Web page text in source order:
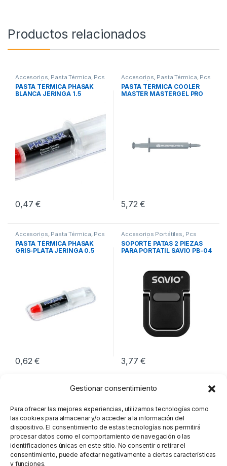
Gestionar consentimiento
Para ofrecer las mejores experiencias, utilizamos tecnologías como
las cookies para almacenar y/o acceder a la información del
dispositivo. El consentimiento de estas tecnologías nos permitirá
procesar datos como el comportamiento de navegación o las
identificaciones únicas en este sitio. No consentir o retirar el
consentimiento, puede afectar negativamente a ciertas características
y funciones.
Productos relacionados
Accesorios, Pasta Térmica, Pcs
Integración
PASTA TERMICA PHASAK
BLANCA JERINGA 1.5
0,47€
Accesorios, Pasta Térmica, Pcs
Integración
PASTA TERMICA COOLER
MASTER MASTERGEL PRO
5,72€
Accesorios, Pasta Térmica, Pcs
Integración
PASTA TÉRMICA PHASAK
GRIS-PLATA JERINGA 0.5
0,62€
Accesorios Portátiles, Pcs
Integración ,Soportes Notebook
SOPORTE PATAS 2 PIEZAS
PARA PORTATIL SAVIO PB-04
3,77€